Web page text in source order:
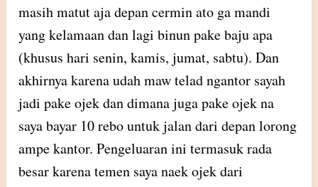
masih matut aja depan cermin ato ga mandi
yang kelamaan dan lagi binun pake baju apa
(khusus hari senin, kamis, jumat, sabtu). Dan
akhirnya karena udah maw telad ngantor sayah
jadi pake ojek dan dimana juga pake ojek na
saya bayar 10 rebo untuk jalan dari depan lorong
ampe kantor. Pengeluaran ini termasuk rada
besar karena temen saya naek ojek dari